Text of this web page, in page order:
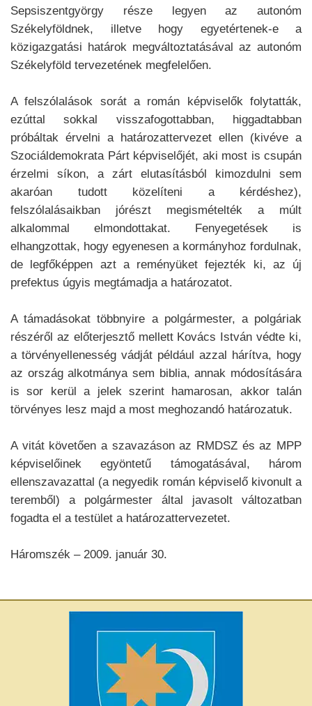
Sepsiszentgyörgy része legyen az autonóm
Székelyföldnek, illetve hogy egyetértenek-e a
közigazgatási határok megváltoztatásával az autonóm
Szé­kelyföld tervezetének megfelelően.
A felszólalások sorát a román képviselők folytatták,
ezúttal sokkal visszafogottabban, higgadtabban
próbáltak érvelni a határozattervezet ellen (kivéve a
Szociáldemokrata Párt képviselőjét, aki most is csupán
érzelmi síkon, a zárt elutasításból kimozdulni sem
akaróan tudott közelíteni a kérdéshez),
felszólalásaikban jórészt megismételték a múlt
alkalommal elmondottakat. Fenyegetések is
elhangzottak, hogy egyenesen a kormányhoz fordulnak,
de legfőképpen azt a reményüket fejezték ki, az új
prefektus úgyis megtámadja a határozatot.
A támadásokat többnyire a polgármester, a polgáriak
részéről az előterjesztő mellett Kovács István védte ki,
a törvényellenesség vádját például azzal hárítva, hogy
az ország alkotmánya sem biblia, annak módosítására
is sor kerül a jelek szerint hamarosan, akkor talán
törvényes lesz majd a most meghozandó határozatuk.
A vitát követően a szavazáson az RMDSZ és az MPP
képviselőinek egyöntetű támogatásával, három
ellenszavazattal (a negyedik román képviselő kivonult a
teremből) a polgármester által javasolt változatban
fogadta el a testület a határozattervezetet.
Háromszék – 2009. január 30.